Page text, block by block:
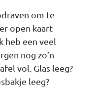
om te
open kaart
heb een veel
nog zo’n
vol. Glas leeg?
leeg?